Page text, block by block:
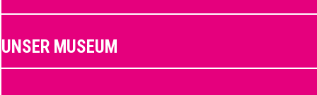
UNSER MUSEUM